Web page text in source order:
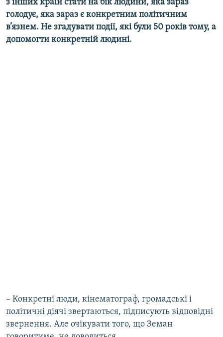
з інших країн стати на бік людини, яка зараз
голодує, яка зараз є конкретним політичним
в’язнем. Не згадувати події, які були 50 років тому, а
допомогти конкретній людині.
​– Конкретні люди, кінематограф, громадські і
політичні діячі звертаються, підписують відповідні
звернення. Але очікувати того, що Земан